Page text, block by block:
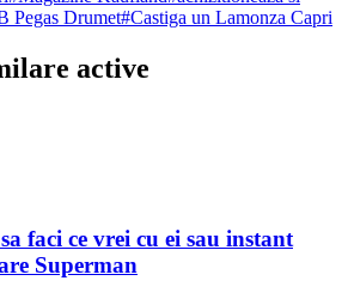
Pegas Drumet#Castiga un Lamonza Capri
active
faci ce vrei cu ei sau instant
Superman